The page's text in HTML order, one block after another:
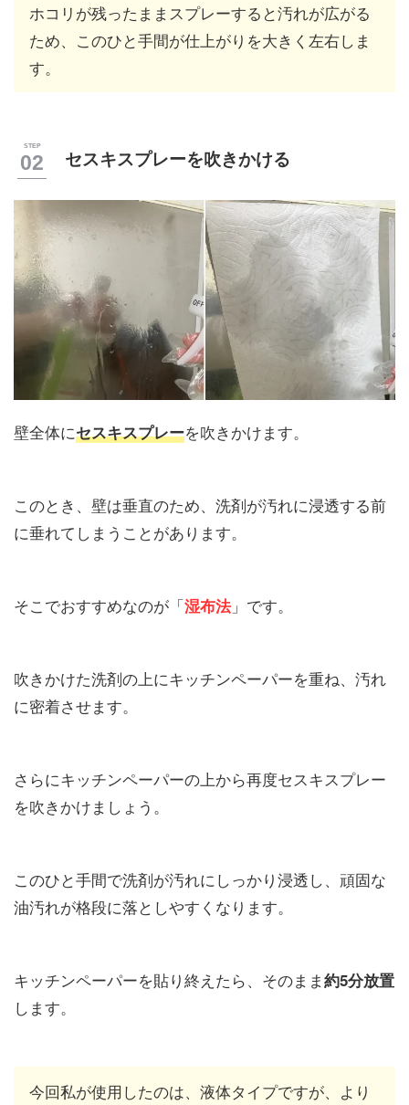
ホコリが残ったままスプレーすると汚れが広がる
ため、このひと手間が仕上がりを大きく左右しま
す。
セスキスプレーを吹きかける
壁全体にセスキスプレーを吹きかけます。
このとき、壁は垂直のため、洗剤が汚れに浸透する前
に垂れてしまうことがあります。
そこでおすすめなのが「湿布法 」です。
吹きかけた洗剤の上にキッチンペーパーを重ね、汚れ
に密着させます。
さらにキッチンペーパーの上から再度セスキスプレー
を吹きかけましょう。
このひと手間で洗剤が汚れにしっかり浸透し、頑固な
油汚れが格段に落としやすくなります。
キッチンペーパーを貼り終えたら、そのまま約5分放置
します。
今回私が使用したのは、液体タイプですが、より